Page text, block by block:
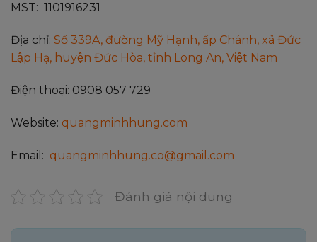
MST: 1101916231
Địa chỉ: Số 339A, đường Mỹ Hạnh, ấp Chánh, xã Đức
Lập Hạ, huyện Đức Hòa, tỉnh Long An, Việt Nam
Điện thoại: 0908 057 729
Website: quangminhhung.com
Email: quangminhhung.co@gmail.com
Đánh giá nội dung